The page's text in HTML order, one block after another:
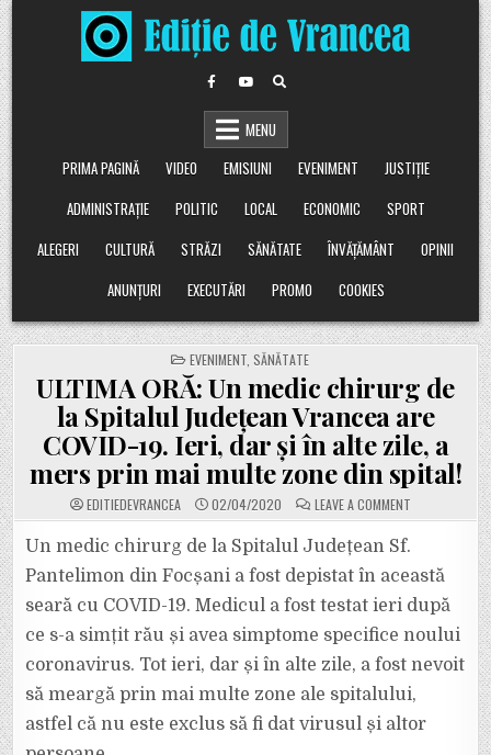
Skip
to
content
MENU
PRIMA PAGINĂ
VIDEO EMISIUNI EVENIMENT
JUSTIȚIE
ADMINISTRAȚIE
POLITIC LOCAL ECONOMIC
SPORT
ALEGERI
CULTURĂ STRĂZI SĂNĂTATE ÎNVĂȚĂMÂNT
OPINII
ANUNȚURI
EXECUTĂRI PROMO COOKIES
POSTED
IN
EVENIMENT SĂNĂTATE
ULTIMA ORĂ: Un medic chirurg de
la Spitalul Județean Vrancea are
COVID-19. Ieri, dar și în alte zile, a
mers prin mai multe zone din spital!
EDITIEDEVRANCEA 02/04/2020 LEAVE A COMMENTON
ULTIMA
MEDIC
CHIRURG
DE
LA
SPITALUL
VRANCEA
COVID-
19.
IERI,
DAR
ÎN
Un medic chirurg de la Spitalul Județean Sf.
Pantelimon din Focșani a fost depistat în această
seară cu COVID-19. Medicul a fost testat ieri după
ce s-a simțit rău și avea simptome specifice noului
coronavirus. Tot ieri, dar și în alte zile, a fost nevoit
să meargă prin mai multe zone ale spitalului,
astfel că nu este exclus să fi dat virusul și altor